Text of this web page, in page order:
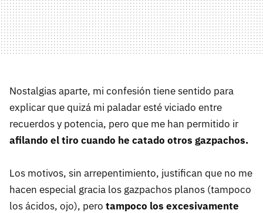
Nostalgias aparte, mi confesión tiene sentido para
explicar que quizá mi paladar esté viciado entre
recuerdos y potencia, pero que me han permitido ir
afilando el tiro cuando he catado otros gazpachos.
Los motivos, sin arrepentimiento, justifican que no me
hacen especial gracia los gazpachos planos (tampoco
los ácidos, ojo), pero tampoco los excesivamente